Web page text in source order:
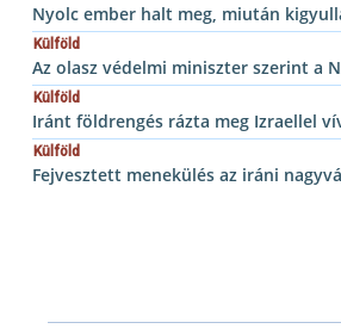
Nyolc ember halt meg, miután
Külföld
Az olasz védelmi miniszter szerint a
Külföld
Iránt földrengés rázta meg Izraellel
Külföld
Fejvesztett menekülés az iráni